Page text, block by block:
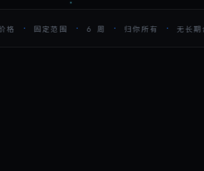
· 固定范围 · 6 周 · 归你所有 · 无长期合约